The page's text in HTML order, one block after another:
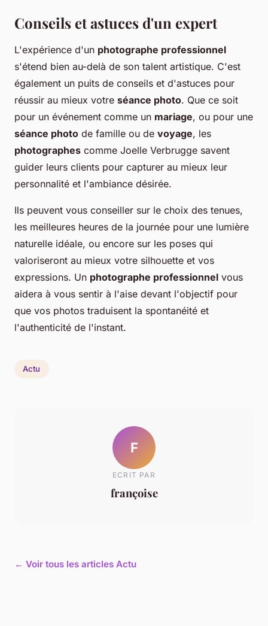
Conseils et astuces d'un expert
L'expérience d'un photographe professionnel
s'étend bien au-delà de son talent artistique. C'est
également un puits de conseils et d'astuces pour
réussir au mieux votre séance photo. Que ce soit
pour un événement comme un mariage, ou pour une
séance photo de famille ou de voyage, les
photographes comme Joelle Verbrugge savent
guider leurs clients pour capturer au mieux leur
personnalité et l'ambiance désirée.
Ils peuvent vous conseiller sur le choix des tenues,
les meilleures heures de la journée pour une lumière
naturelle idéale, ou encore sur les poses qui
valoriseront au mieux votre silhouette et vos
expressions. Un photographe professionnel vous
aidera à vous sentir à l'aise devant l'objectif pour
que vos photos traduisent la spontanéité et
l'authenticité de l'instant.
Actu
F
ECRIT PAR
françoise
← Voir tous les articles Actu